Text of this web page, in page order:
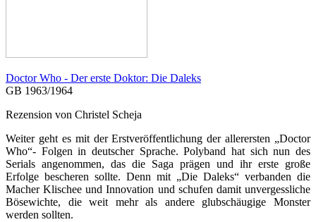
Doctor Who - Der erste Doktor: Die Daleks
GB 1963/1964
Rezension von Christel Scheja
Weiter geht es mit der Erstveröffentlichung der allerersten „Doctor
Who“- Folgen in deutscher Sprache. Polyband hat sich nun des
Serials angenommen, das die Saga prägen und ihr erste große
Erfolge bescheren sollte. Denn mit „Die Daleks“ verbanden die
Macher Klischee und Innovation und schufen damit unvergessliche
Bösewichte, die weit mehr als andere glubschäugige Monster
werden sollten.